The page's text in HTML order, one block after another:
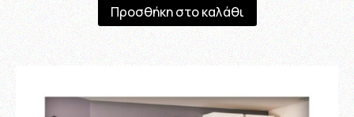
Προσθήκη στο καλάθι